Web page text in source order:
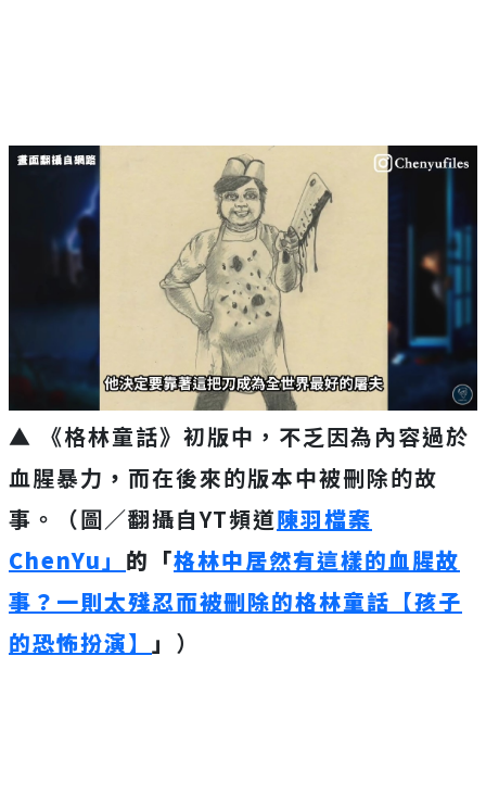
▲ 《格林童話》初版中，不乏因為內容過於
血腥暴力 ， 而在後來的版本中被刪除的故
事。（圖／翻攝自YT頻道陳羽檔案
ChenYu」 的「格林中居然有這樣的血腥故
事？一則太殘忍而被刪除的格林童話【孩子
的恐怖扮演】 」 ）